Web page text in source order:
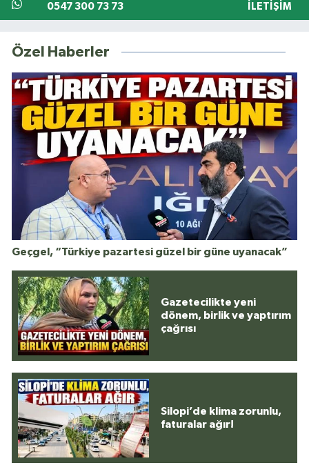
0547 300 73 73 İLETIŞIM
Özel Haberler
Geçgel, “Türkiye pazartesi güzel bir güne uyanacak”
Gazetecilikte yeni
dönem, birlik ve yaptırım
çağrısı
Silopi’de klima zorunlu,
faturalar ağır!